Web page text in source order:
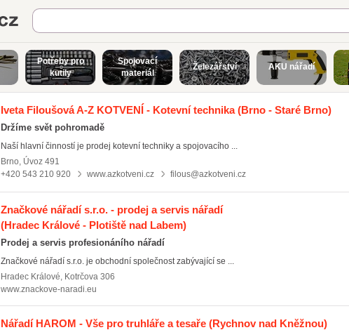
Najisto.cz
Potřeby pro
kutily
Spojovací
materiál
Železářství AKU nářadí
Iveta Filoušová A-Z KOTVENÍ - Kotevní technika(Brno - Staré Brno)
Držíme svět pohromadě
Naší hlavní činností je prodej kotevní techniky a spojovacího ...
Brno, Úvoz 491
+420 543 210 920
www.azkotveni.cz filous@azkotveni.cz
Značkové nářadí s.r.o. - prodej a servis nářadí
(Hradec Králové - Plotiště nad Labem)
Prodej a servis profesionáního nářadí
Značkové nářadí s.r.o. je obchodní společnost zabývající se ...
Hradec Králové, Kotrčova 306
www.znackove-naradi.eu
Nářadí HAROM - Vše pro truhláře a tesaře (Rychnov nad Kněžnou)